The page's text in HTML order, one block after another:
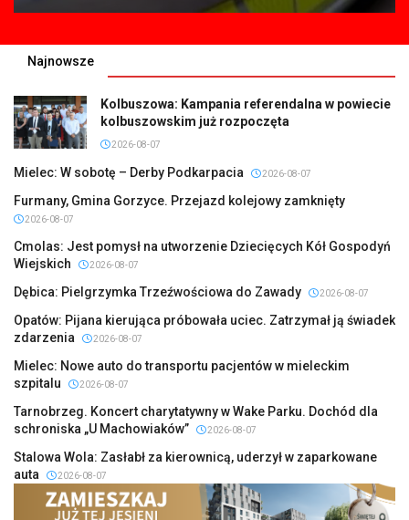
Najnowsze
Kolbuszowa: Kampania referendalna w powiecie
kolbuszowskim już rozpoczęta
2026-08-07
Mielec: W sobotę – Derby Podkarpacia 2026-08-07
Furmany, Gmina Gorzyce. Przejazd kolejowy zamknięty
2026-08-07
Cmolas: Jest pomysł na utworzenie Dziecięcych Kół Gospodyń
Wiejskich
2026-08-07
Dębica: Pielgrzymka Trzeźwościowa do Zawady 2026-08-07
Opatów: Pijana kierująca próbowała uciec. Zatrzymał ją świadek
zdarzenia
2026-08-07
Mielec: Nowe auto do transportu pacjentów w mieleckim
szpitalu
2026-08-07
Tarnobrzeg. Koncert charytatywny w Wake Parku. Dochód dla
schroniska „U Machowiaków”
2026-08-07
Stalowa Wola: Zasłabł za kierownicą, uderzył w zaparkowane
auta
2026-08-07